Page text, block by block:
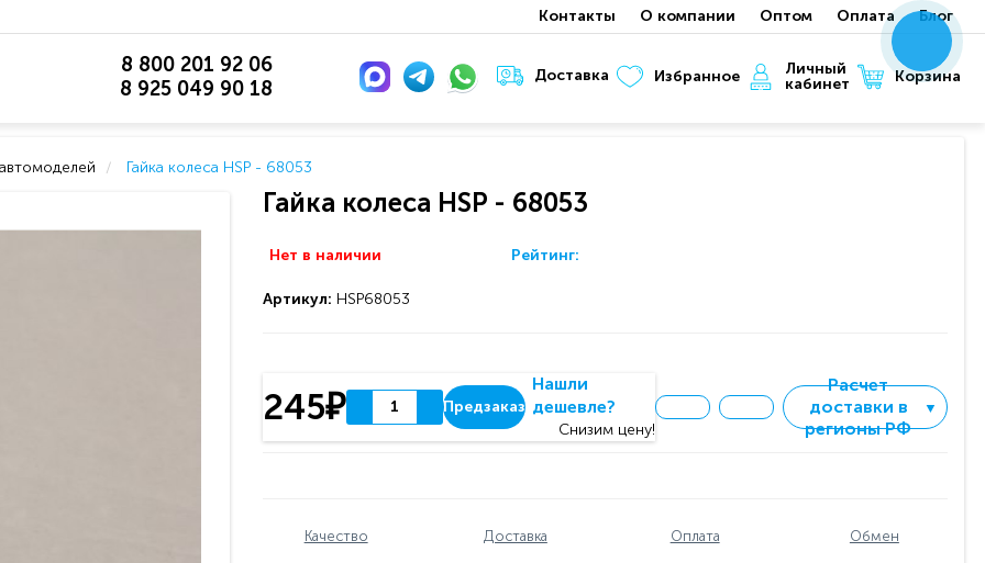
Контакты О компании Оптом Оплата Блог
8 800 201 92 06
8 925 049 90 18
Доставка Избранное
Личный
кабинет
Корзина
Гайка колеса HSP - 68053
Гайка колеса HSP - 68053
Нет в наличии Рейтинг:
Артикул: HSP68053
245₽ Предзаказ
Нашли
дешевле?
Снизим цену!
Расчет
доставки в
регионы РФ
▼
Качество Доставка Оплата Обмен
xxx